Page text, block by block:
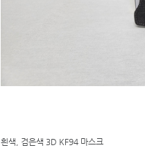
흰색, 검은색 3D KF94 마스크